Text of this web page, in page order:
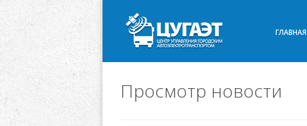
ГЛАВНАЯ
Просмотр новости